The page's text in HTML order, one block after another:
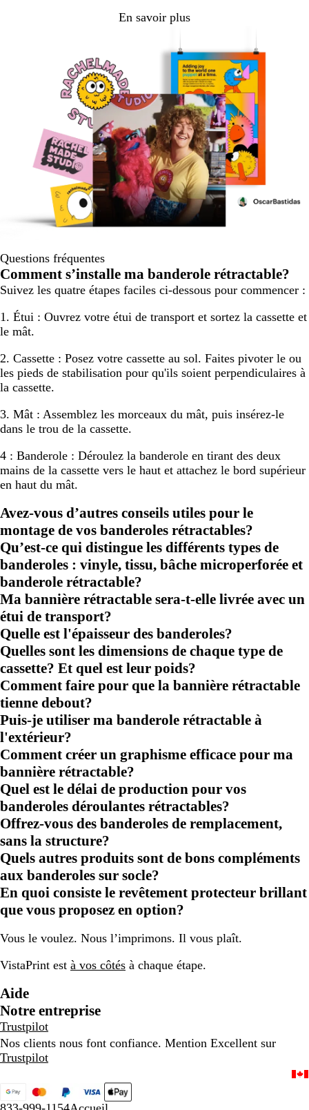
En savoir plus
Questions fréquentes
Comment s’installe ma banderole rétractable?
Suivez les quatre étapes faciles ci-dessous pour commencer :
1. Étui : Ouvrez votre étui de transport et sortez la cassette et
le mât.
2. Cassette : Posez votre cassette au sol. Faites pivoter le ou
les pieds de stabilisation pour qu'ils soient perpendiculaires à
la cassette.
3. Mât : Assemblez les morceaux du mât, puis insérez-le
dans le trou de la cassette.
4 : Banderole : Déroulez la banderole en tirant des deux
mains de la cassette vers le haut et attachez le bord supérieur
en haut du mât.
Avez-vous d’autres conseils utiles pour le
montage de vos banderoles rétractables?
Qu’est-ce qui distingue les différents types de
banderoles : vinyle, tissu, bâche microperforée et
banderole rétractable?
Ma bannière rétractable sera-t-elle livrée avec un
étui de transport?
Quelle est l'épaisseur des banderoles?
Quelles sont les dimensions de chaque type de
cassette? Et quel est leur poids?
Comment faire pour que la bannière rétractable
tienne debout?
Puis-je utiliser ma banderole rétractable à
l'extérieur?
Comment créer un graphisme efficace pour ma
bannière rétractable?
Quel est le délai de production pour vos
banderoles déroulantes rétractables?
Offrez-vous des banderoles de remplacement,
sans la structure?
Quels autres produits sont de bons compléments
aux banderoles sur socle?
En quoi consiste le revêtement protecteur brillant
que vous proposez en option?
Vous le voulez. Nous l’imprimons. Il vous plaît.
VistaPrint est à vos côtés à chaque étape.
Aide
Notre entreprise
Trustpilot
Nos clients nous font confiance. Mention Excellent sur
Trustpilot